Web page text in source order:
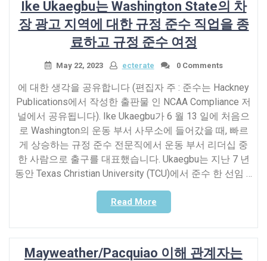
후,
이
여
인
은
전
히
새
로
운
사
람
처
럼
느
니
Ike Ukaegbu는 Washington State의 차
장 광고 지역에 대한 규정 준수 직업을 종
료하고 규정 준수 여정
May 22, 2023 ecterate 0 Comments
에 대한 생각을 공유합니다 (편집자 주 : 준수는 Hackney
Publications에서 작성한 출판물 인 NCAA Compliance 저
널에서 공유됩니다). Ike Ukaegbu가 6 월 13 일에 처음으
로 Washington의 운동 부서 사무소에 들어갔을 때, 빠르
게 상승하는 규정 준수 전문직에서 운동 부서 리더십 중
한 사람으로 출구를 대표했습니다. Ukaegbu는 지난 7 년
동안 Texas Christian University (TCU)에서 준수 한 선임 …
Read More“Ike
Ukaegbu
는
Washington
State
Mayweather/Pacquiao 이해 관계자는